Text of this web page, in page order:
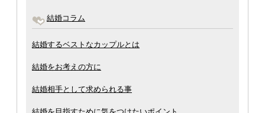
結婚コラム
結婚するベストなカップルとは
結婚をお考えの方に
結婚相手として求められる事